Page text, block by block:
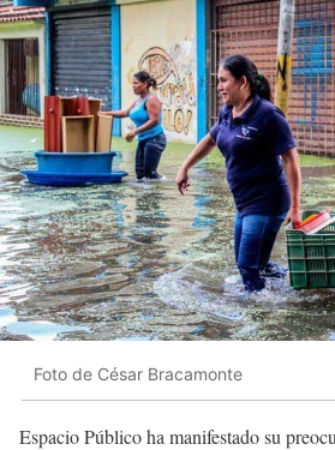
Foto de César Bracamonte
Espacio Público ha manifestado su